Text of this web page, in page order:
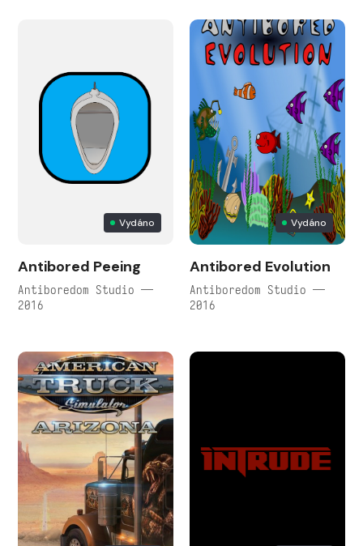
Vydáno
Antibored Peeing
Antiboredom Studio —
2016
Vydáno
Antibored Evolution
Antiboredom Studio —
2016